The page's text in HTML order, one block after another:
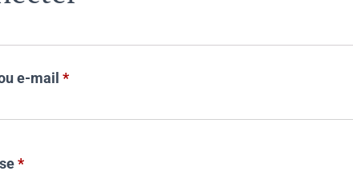
e-mail *Obligatoire
*Obligatoire